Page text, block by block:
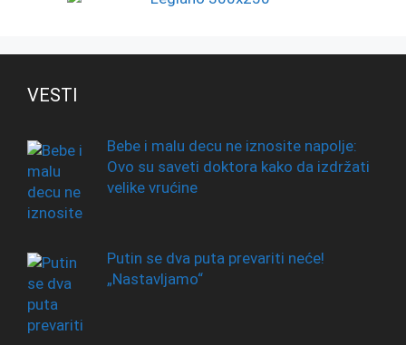
VESTI
Bebe i malu decu ne iznosite napolje:
Ovo su saveti doktora kako da izdržati
velike vrućine
Putin se dva puta prevariti neće!
„Nastavljamo“